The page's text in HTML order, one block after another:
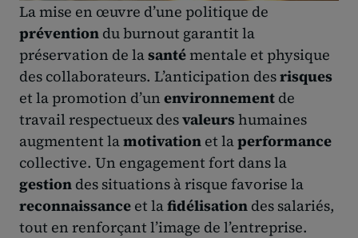
La mise en œuvre d’une politique de
prévention du burnout garantit la
préservation de lasantémentale et physique
des collaborateurs. L’anticipation desrisques
et la promotion d’un environnement de
travail respectueux desvaleurshumaines
augmentent lamotivation et laperformance
collective. Un engagement fort dans la
gestion des situations à risque favorise la
reconnaissance et lafidélisation des salariés,
tout en renforçant l’image de l’entreprise.